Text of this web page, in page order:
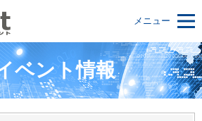
メニュー
ベント情報